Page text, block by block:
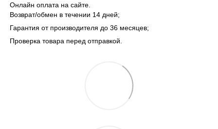
Онлайн оплата на сайте.
Возврат/обмен в течении 14 дней;
Гарантия от производителя до 36 месяцев;
Проверка товара перед отправкой.